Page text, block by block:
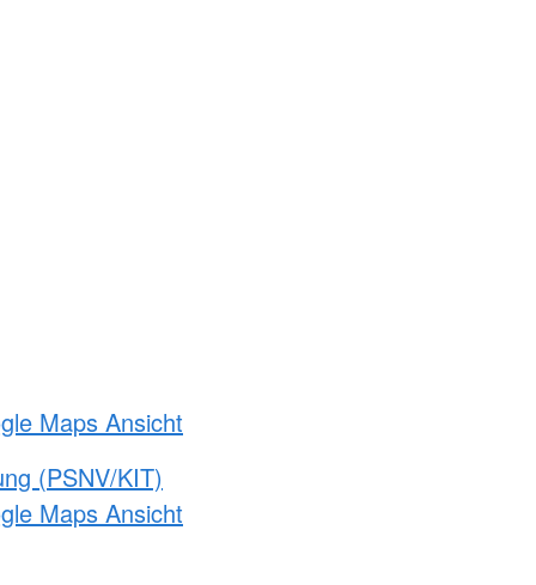
Maps Ansicht
(PSNV/KIT)
Maps Ansicht